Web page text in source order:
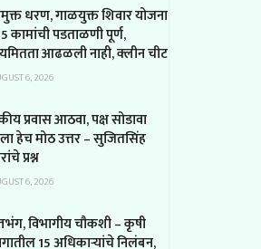
धरण, गाळयुक्त शिवार योजना
कामांची पडताळणी पूर्ण,
आढळली नाही, क्लीन चीट
6, 2026
प्रवास आठवा, पक्ष सोडावा
हेच मोठ उत्तर – सुजितसिंह
प्रश्न
6, 2026
विभागीय चौकशी – कृषी
15 अधिकाऱ्यांचे निलंबन,